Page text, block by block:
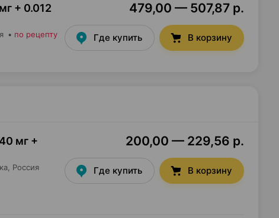
+ 0.012
• по рецепту
479,00 — 507,87 р.
Где купить В корзину
40 мг +
, Россия
200,00 — 229,56 р.
Где купить В корзину